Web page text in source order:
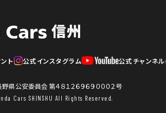
ト 公式インスタグラム 公式チャンネル
県公安委員会 第４８１２６９６９０００２号
Cars SHINSHU All Rights Reserved.